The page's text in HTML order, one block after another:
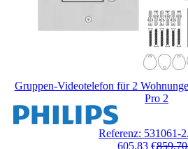
Gruppen-Videotelefon für 2
Pro 2
hängt
Referenz: 531061-
605,83 €